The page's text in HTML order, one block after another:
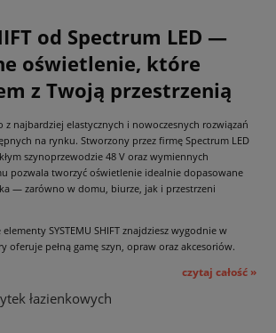
od Spectrum LED —
oświetlenie, które
z Twoją przestrzenią
z najbardziej elastycznych i nowoczesnych rozwiązań
na rynku. Stworzony przez firmę Spectrum LED
szynoprzewodzie 48 V oraz wymiennych
pozwala tworzyć oświetlenie idealnie dopasowane
— zarówno w domu, biurze, jak i przestrzeni
SYSTEMU SHIFT znajdziesz wygodnie w
oferuje pełną gamę szyn, opraw oraz akcesoriów.
czytaj całość »
łazienkowych